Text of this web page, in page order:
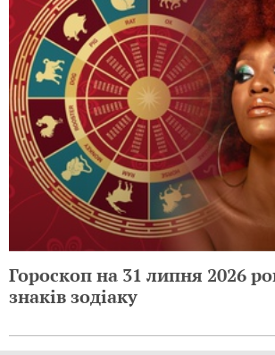
Гороскоп на 31 липня 2026
знаків зодіаку